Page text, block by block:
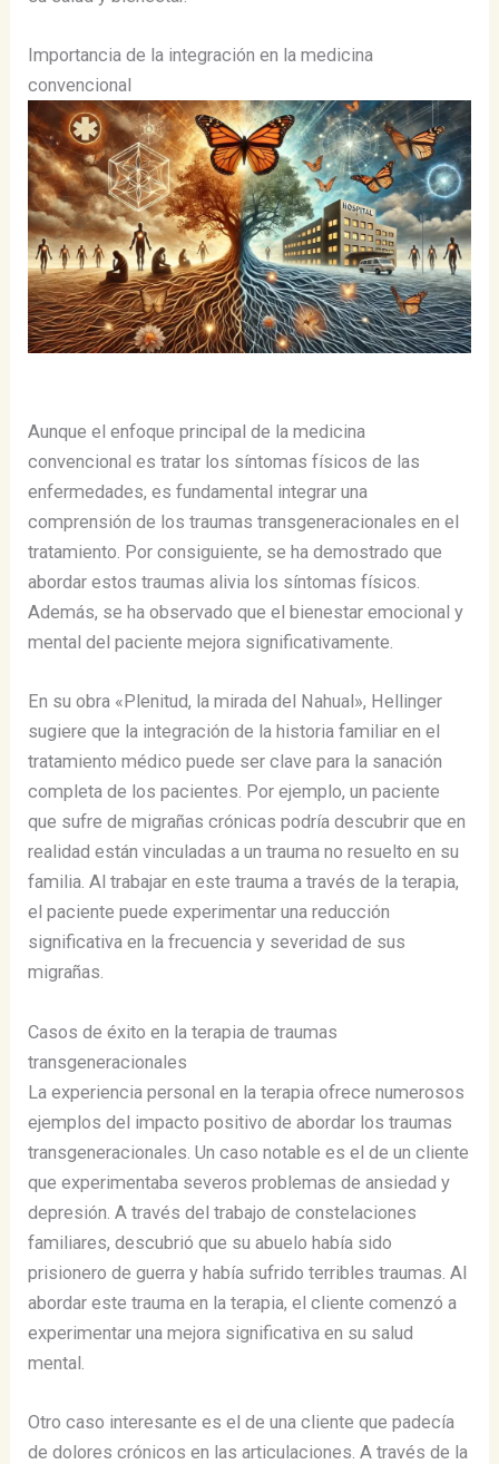
Importancia de la integración en la medicina
convencional
Aunque el enfoque principal de la medicina
convencional es tratar los síntomas físicos de las
enfermedades, es fundamental integrar una
comprensión de los traumas transgeneracionales en el
tratamiento. Por consiguiente, se ha demostrado que
abordar estos traumas alivia los síntomas físicos.
Además, se ha observado que el bienestar emocional y
mental del paciente mejora significativamente.
En su obra «Plenitud, la mirada del Nahual», Hellinger
sugiere que la integración de la historia familiar en el
tratamiento médico puede ser clave para la sanación
completa de los pacientes​​. Por ejemplo, un paciente
que sufre de migrañas crónicas podría descubrir que en
realidad están vinculadas a un trauma no resuelto en su
familia. Al trabajar en este trauma a través de la terapia,
el paciente puede experimentar una reducción
significativa en la frecuencia y severidad de sus
migrañas.
Casos de éxito en la terapia de traumas
transgeneracionales
La experiencia personal en la terapia ofrece numerosos
ejemplos del impacto positivo de abordar los traumas
transgeneracionales. Un caso notable es el de un cliente
que experimentaba severos problemas de ansiedad y
depresión. A través del trabajo de constelaciones
familiares, descubrió que su abuelo había sido
prisionero de guerra y había sufrido terribles traumas. Al
abordar este trauma en la terapia, el cliente comenzó a
experimentar una mejora significativa en su salud
mental.
Otro caso interesante es el de una cliente que padecía
de dolores crónicos en las articulaciones. A través de la